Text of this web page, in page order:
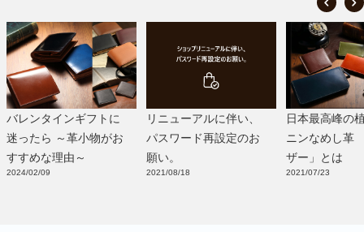
バレンタインギフトに
迷ったら ～革小物がお
すすめな理由～
2024/02/09
リニューアルに伴い、
パスワード再設定のお
願い。
2021/08/18
日本最高峰の
ニンなめし革
ザー」とは
2021/07/23